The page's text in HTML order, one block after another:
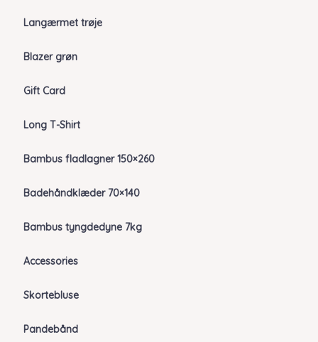
Langærmet trøje
Blazer grøn
Gift Card
Long T-Shirt
Bambus fladlagner 150×260
Badehåndklæder 70×140
Bambus tyngdedyne 7kg
Accessories
Skortebluse
Pandebånd